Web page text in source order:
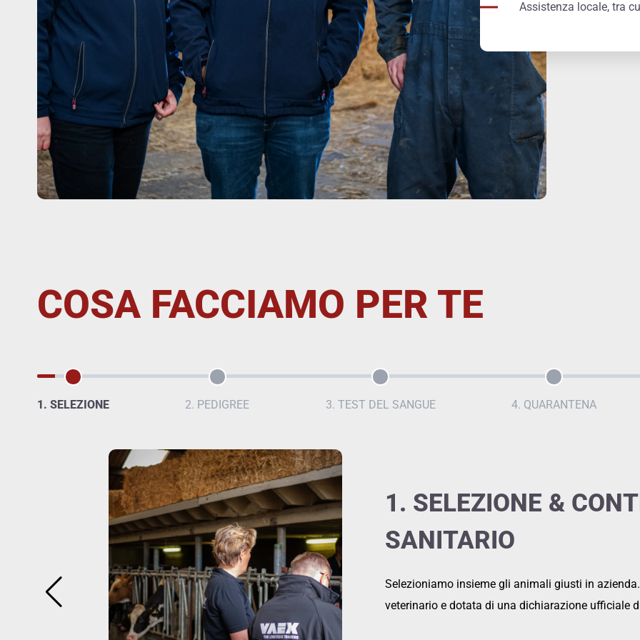
Assistenza locale, tra
COSA FACCIAMO PER TE
1. SELEZIONE 2. PEDIGREE 3. TEST DEL SANGUE 4. QUARANTENA
2. PEDIGREE & DATI
PRESTAZIONI
Consegna inclusa di pedigree (min. 3
—trasparenza e tracciabilità garantite.